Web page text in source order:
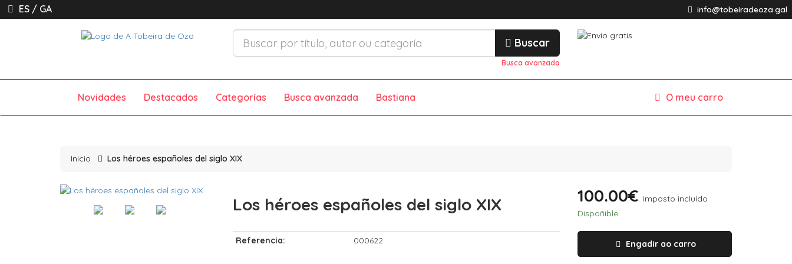
ES / GA info@tobeiradeoza.gal
Buscar
Busca avanzada
Novidades Destacados Categorías Busca avanzada Bastiana O meu carro
Inicio Los héroes españoles del siglo XIX
Los héroes españoles del siglo XIX
Referencia: 000622
100.00€ Imposto incluído
Dispoñible
Engadir ao carro